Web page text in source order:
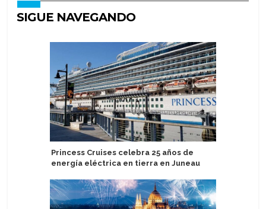
SIGUE NAVEGANDO
Princess Cruises celebra 25 años de
energía eléctrica en tierra en Juneau